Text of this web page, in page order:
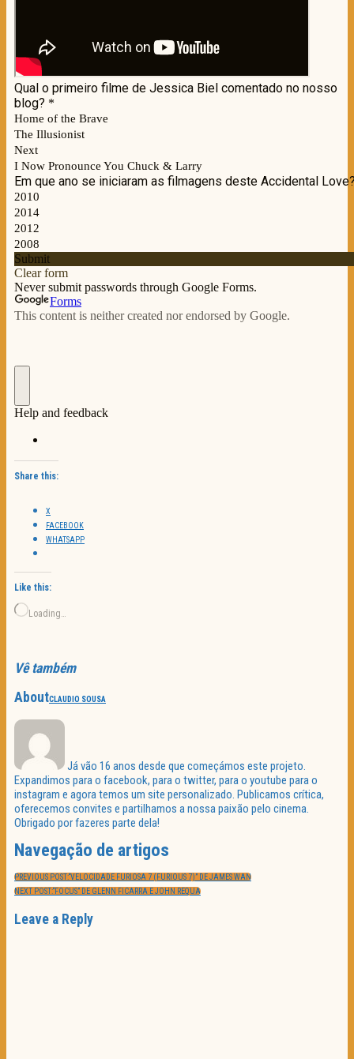
Share this:
X
FACEBOOK
WHATSAPP
Like this:
Loading…
Vê também
AboutCLAUDIO SOUSA
Já vão 16 anos desde que começámos este projeto.
Expandimos para o facebook, para o twitter, para o youtube para o
instagram e agora temos um site personalizado. Publicamos crítica,
oferecemos convites e partilhamos a nossa paixão pelo cinema.
Obrigado por fazeres parte dela!
Navegação de artigos
PREVIOUS POST:“VELOCIDADE FURIOSA 7 (FURIOUS 7)” DE JAMES WAN
NEXT POST:“FOCUS” DE GLENN FICARRA E JOHN REQUA
Leave a Reply